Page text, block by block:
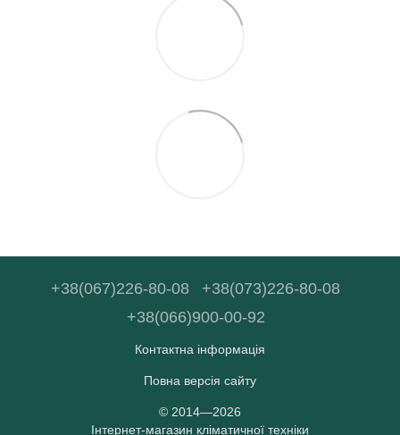
+38(067)226-80-08
+38(073)226-80-08
+38(066)900-00-92
Контактна інформація
Повна версія сайту
© 2014—2026
Інтернет-магазин кліматичної техніки